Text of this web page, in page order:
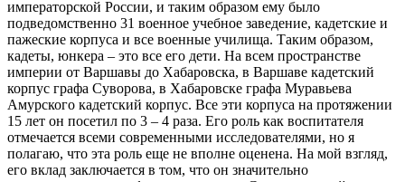
императорской России, и таким образом ему было
подведомственно 31 военное учебное заведение, кадетские и
пажеские корпуса и все военные училища. Таким образом,
кадеты, юнкера – это все его дети. На всем пространстве
империи от Варшавы до Хабаровска, в Варшаве кадетский
корпус графа Суворова, в Хабаровске графа Муравьева
Амурского кадетский корпус. Все эти корпуса на протяжении
15 лет он посетил по 3 – 4 раза. Его роль как воспитателя
отмечается всеми современными исследователями, но я
полагаю, что эта роль еще не вполне оценена. На мой взгляд,
его вклад заключается в том, что он значительно